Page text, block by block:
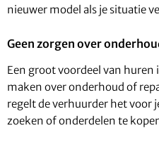
nieuwer model als je situatie
Geen zorgen over
Een groot voordeel van huren
maken over onderhoud of
regelt de verhuurder het voor
zoeken of onderdelen te